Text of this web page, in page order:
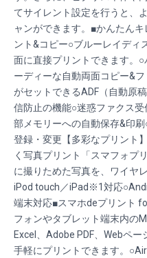
てサイレント設定を行うと、
ャンができます。■かんたんキ
ント&コピー○ブルーレイディ
面に直接プリントできます。
ーディーな自動両面コピー&
がセットできるADF（自動原
信防止の機能○迷惑ファクス
部メモリーへの自動保存&印
登録・変更【多彩なプリント
く写真プリント「スマフォプ
に撮りためた写真を、ワイヤ
iPod touch／iPad※1対応
端末対応■スマホdeプリント
フォンやタブレット端末内の
Excel、Adobe PDF、Webペ
手軽にプリントできます。